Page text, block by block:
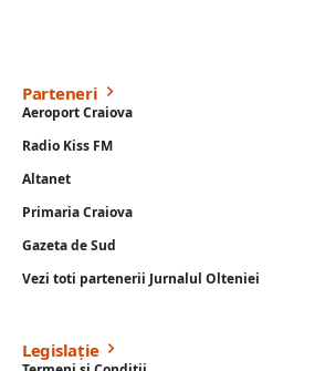
Parteneri
Aeroport Craiova
Radio Kiss FM
Altanet
Primaria Craiova
Gazeta de Sud
Vezi toti partenerii Jurnalul Olteniei
Legislație